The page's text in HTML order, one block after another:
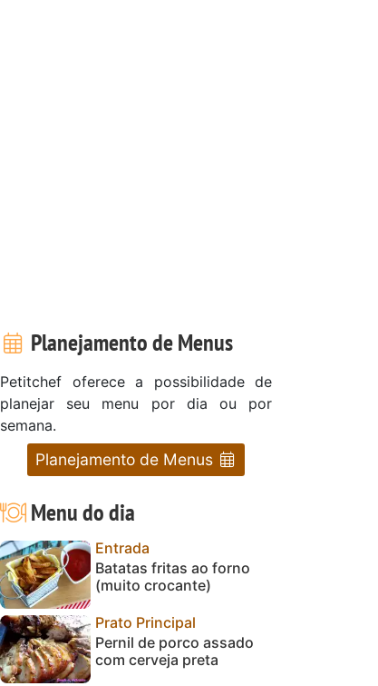
Planejamento de Menus
Petitchef oferece a possibilidade de
planejar seu menu por dia ou por
semana.
Planejamento de Menus
Menu do dia
Entrada
Batatas fritas ao forno
(muito crocante)
Prato Principal
Pernil de porco assado
com cerveja preta